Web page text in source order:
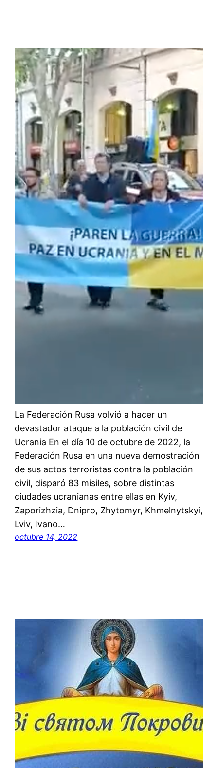
La Federación Rusa volvió a hacer un
devastador ataque a la población civil de
Ucrania En el día 10 de octubre de 2022, la
Federación Rusa en una nueva demostración
de sus actos terroristas contra la población
civil, disparó 83 misiles, sobre distintas
ciudades ucranianas entre ellas en Kyiv,
Zaporizhzia, Dnipro, Zhytomyr, Khmelnytskyi,
Lviv, Ivano…
octubre 14, 2022